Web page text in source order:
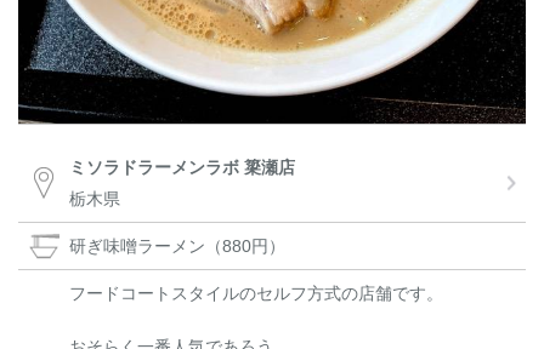
ミソラドラーメンラボ 簗瀬店
栃木県
研ぎ味噌ラーメン（880円）
フードコートスタイルのセルフ方式の店舗です。